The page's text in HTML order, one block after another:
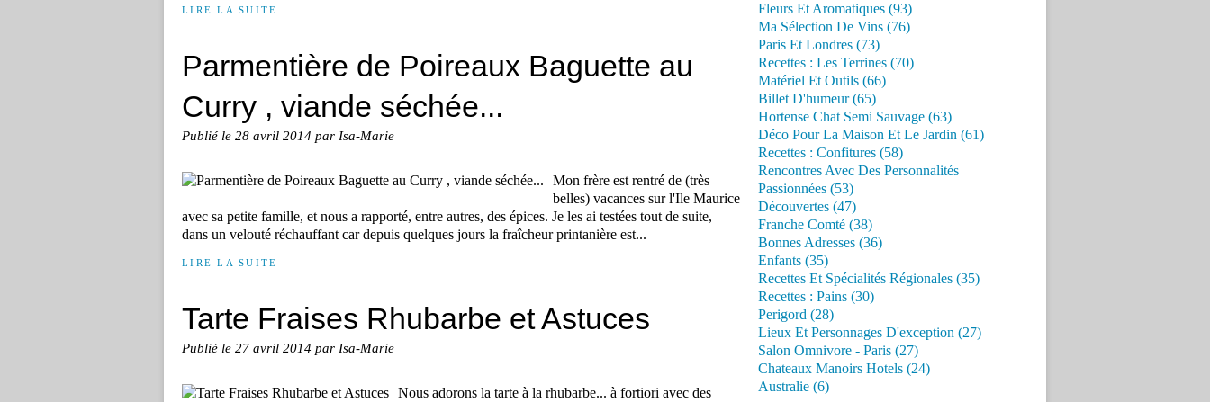
LIRE LA SUITE
Parmentière de Poireaux Baguette au
Curry , viande séchée...
Publié le 28 avril 2014 par Isa-Marie
Mon frère est rentré de (très
belles) vacances sur l'Ile Maurice
avec sa petite famille, et nous a rapporté, entre autres, des épices. Je les ai testées tout de suite,
dans un velouté réchauffant car depuis quelques jours la fraîcheur printanière est...
LIRE LA SUITE
Tarte Fraises Rhubarbe et Astuces
Publié le 27 avril 2014 par Isa-Marie
Nous adorons la tarte à la rhubarbe... à fortiori avec des
Fleurs Et Aromatiques (93)
Ma Sélection De Vins (76)
Paris Et Londres (73)
Recettes : Les Terrines (70)
Matériel Et Outils (66)
Billet D'humeur (65)
Hortense Chat Semi Sauvage (63)
Déco Pour La Maison Et Le Jardin (61)
Recettes : Confitures (58)
Rencontres Avec Des Personnalités
Passionnées (53)
Découvertes (47)
Franche Comté (38)
Bonnes Adresses (36)
Enfants (35)
Recettes Et Spécialités Régionales (35)
Recettes : Pains (30)
Perigord (28)
Lieux Et Personnages D'exception (27)
Salon Omnivore - Paris (27)
Chateaux Manoirs Hotels (24)
Australie (6)